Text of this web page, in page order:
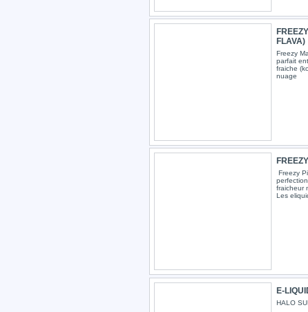
FLAVA)
Freezy
parfait
fraiche
nuage
Freezy
fraicheur
Les
E-
HALO